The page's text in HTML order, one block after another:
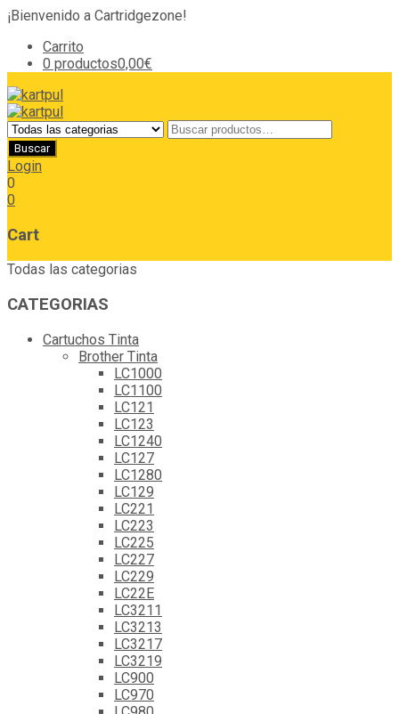
¡Bienvenido a Cartridgezone!
Carrito
0 productos0,00€
Login
0
0
Cart
Todas las categorias
CATEGORIAS
Cartuchos Tinta
Brother Tinta
LC1000
LC1100
LC121
LC123
LC1240
LC127
LC1280
LC129
LC221
LC223
LC225
LC227
LC229
LC22E
LC3211
LC3213
LC3217
LC3219
LC900
LC970